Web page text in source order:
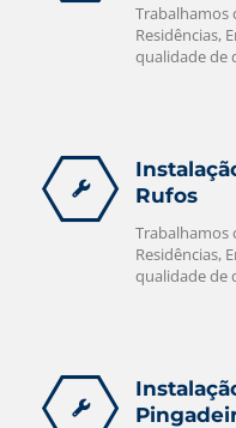
Trabalhamos
Residências,
qualidade de
Rufos
Trabalhamos
Residências,
qualidade de